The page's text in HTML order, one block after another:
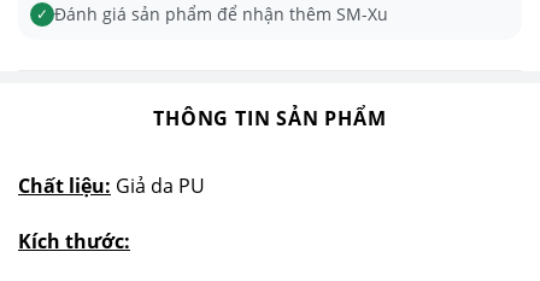
✓ Đánh giá sản phẩm để nhận thêm SM-Xu
THÔNG TIN SẢN PHẨM
Chất liệu: Giả da PU
Kích thước: